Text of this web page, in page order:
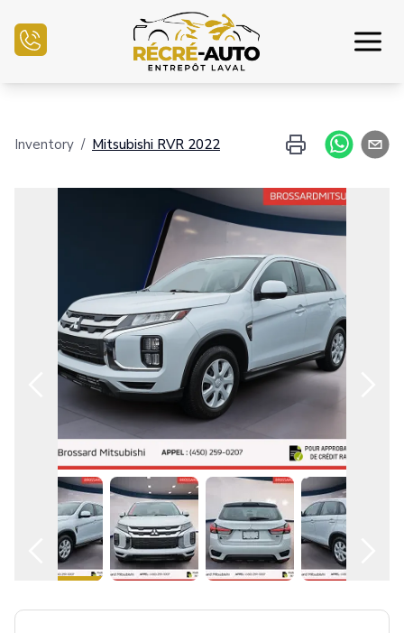
Financiamiento
Vender mi auto
Centro mecánico
Contáctenos
Español
Inventory / Mitsubishi RVR 2022